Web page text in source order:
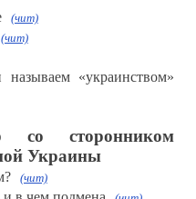
(чит)
(чит)
«украинством»
со сторонником
Украины
(чит)